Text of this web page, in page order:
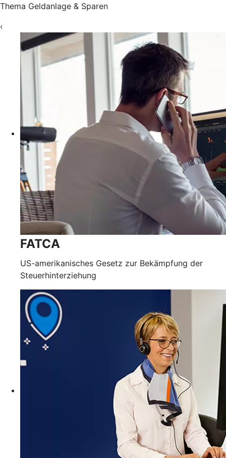
Thema Geldanlage & Sparen
‹
FATCA
US-amerikanisches Gesetz zur Bekämpfung der
Steuerhinterziehung